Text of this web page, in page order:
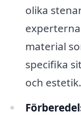
olika
material
specifika
och estetik.